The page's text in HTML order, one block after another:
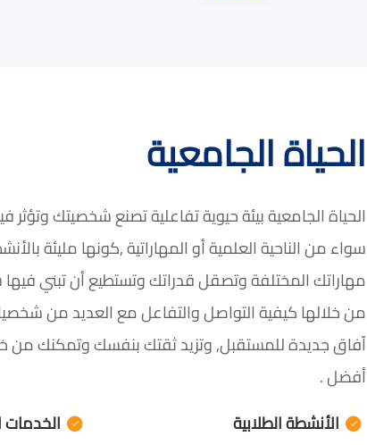
الحياة الجامعية
الحياة الجامعية بيئة حيوية تفاعلية تصنع شخصيتك وتؤثر
سواء من الناحية العلمية أو المهاراتية ,كونها مليئة
مهاراتك المختلفة وتصقل قدراتك وتستطيع أن تبني
من خلالها كيفية التواصل والتفاعل مع العديد من
اّفاق جديدة للمستقبل, وتزيد ثقتك بنفسك وتمكنك
أفضل .
الأنشطة الطلابية
الخدمات